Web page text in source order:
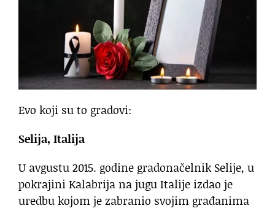
Evo koji su to gradovi:
Selija, Italija
U avgustu 2015. godine gradonačelnik Selije, u
pokrajini Kalabrija na jugu Italije izdao je
uredbu kojom je zabranio svojim građanima